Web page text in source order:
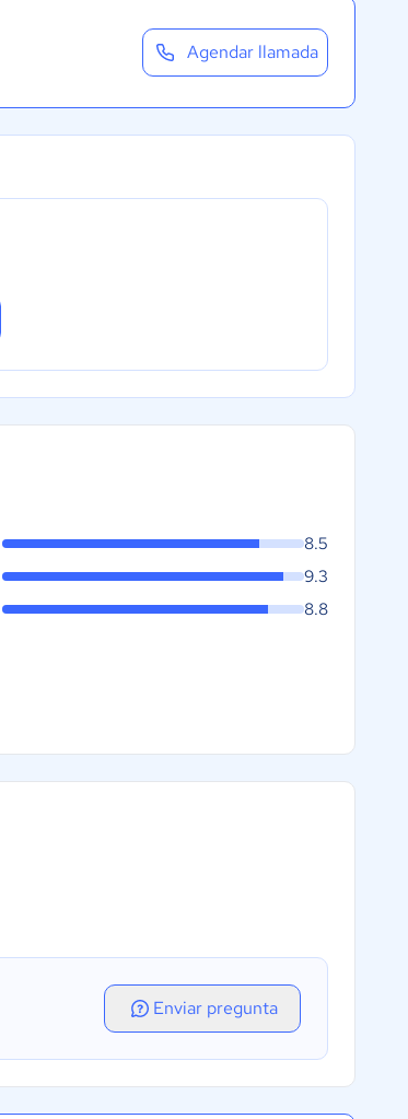
Agendar llamada
8.5
9.3
8.8
Enviar pregunta